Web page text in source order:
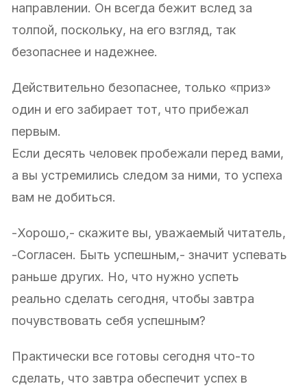
направлении. Он всегда бежит вслед за
толпой, поскольку, на его взгляд, так
безопаснее и надежнее.
Действительно безопаснее, только «приз»
один и его забирает тот, что прибежал
первым.
Если десять человек пробежали перед вами,
а вы устремились следом за ними, то успеха
вам не добиться.
-Хорошо,- скажите вы, уважаемый читатель,
-Согласен. Быть успешным,- значит успевать
раньше других. Но, что нужно успеть
реально сделать сегодня, чтобы завтра
почувствовать себя успешным?
Практически все готовы сегодня что-то
сделать, что завтра обеспечит успех в